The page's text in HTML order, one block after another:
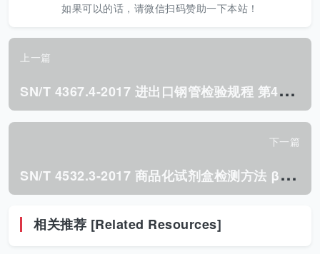
如果可以的话，请微信扫码赞助一下本站！
上一篇
S
N/T 4367.4-2017 进出口钢管检验规程 第4部分:石油天然气道焊管.pdf
下一篇
S
N/T 4532.3-2017 商品化试剂盒检测方法 β-内酰胺类 方法三.pdf
相关推荐 [Related Resources]